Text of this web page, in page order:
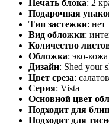
Печать блока: 2
Подарочная
Тип застежки: нет
Вид обложки:
Количество
Обложка: эко-кожа
Дизайн: Shed your
Цвет среза:
Серия: Vista
Основной цвет
Подходит для
Подходит для